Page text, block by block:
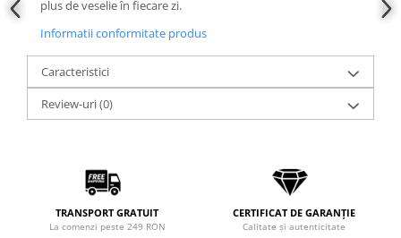
plus de veselie în fiecare zi.
Informatii conformitate produs
Caracteristici
Review-uri(0)
TRANSPORT GRATUIT
La comenzi peste 249 RON
CERTIFICAT DE GARANȚIE
Calitate și autenticitate